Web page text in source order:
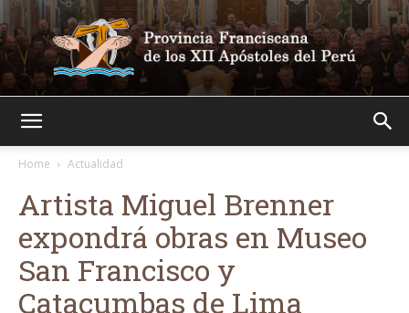
Home
Actualidad
Artista Miguel Brenner
expondrá obras en Museo
San Francisco y
Catacumbas de Lima